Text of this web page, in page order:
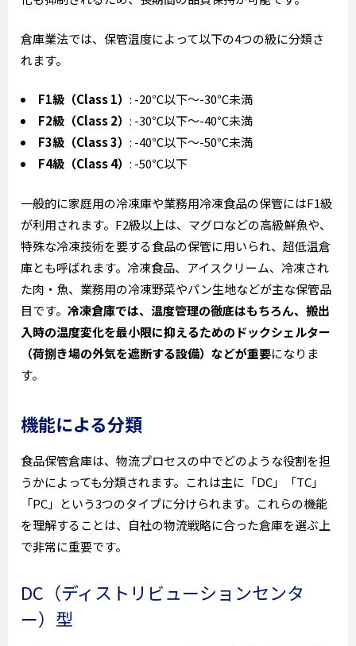
倉庫業法では、保管温度によって以下の4つの級に分類さ
れます。
F1級（Class 1） : -20℃以下～-30℃未満
F2級（Class 2） : -30℃以下～-40℃未満
F3級（Class 3） : -40℃以下～-50℃未満
F4級（Class 4） : -50℃以下
一般的に家庭用の冷凍庫や業務用冷凍食品の保管にはF1級
が利用されます。F2級以上は、マグロなどの高級鮮魚や、
特殊な冷凍技術を要する食品の保管に用いられ、超低温倉
庫とも呼ばれます。冷凍食品、アイスクリーム、冷凍され
た肉・魚、業務用の冷凍野菜やパン生地などが主な保管品
目です。 冷凍倉庫では、温度管理の徹底はもちろん、搬出
入時の温度変化を最小限に抑えるためのドックシェルター
（荷捌き場の外気を遮断する設備）などが重要になりま
す。
機能による分類
食品保管倉庫は、物流プロセスの中でどのような役割を担
うかによっても分類されます。これは主に「DC」「TC」
「PC」という3つのタイプに分けられます。これらの機能
を理解することは、自社の物流戦略に合った倉庫を選ぶ上
で非常に重要です。
DC（ディストリビューションセンタ
ー）型